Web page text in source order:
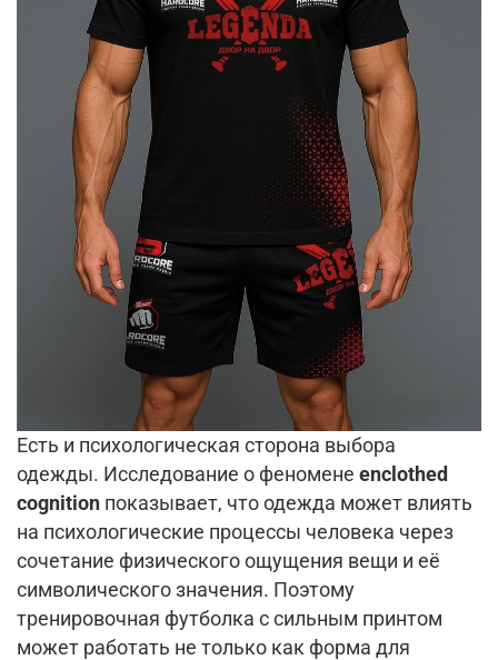
Есть и психологическая сторона выбора
одежды. Исследование о феномене enclothed
cognition показывает, что одежда может влиять
на психологические процессы человека через
сочетание физического ощущения вещи и её
символического значения. Поэтому
тренировочная футболка с сильным принтом
может работать не только как форма для